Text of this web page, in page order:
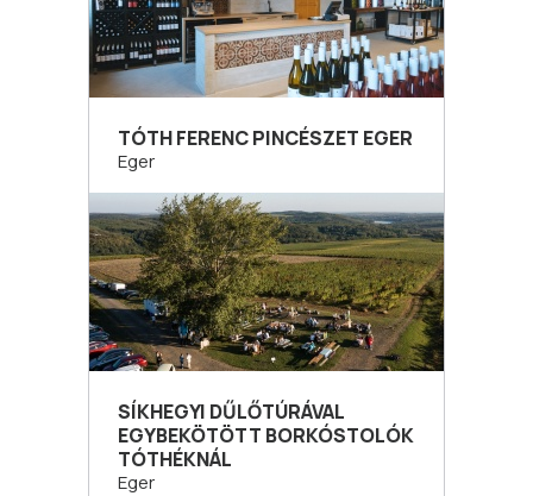
TÓTH FERENC PINCÉSZET EGER
Eger
SÍKHEGYI DŰLŐTÚRÁVAL
EGYBEKÖTÖTT BORKÓSTOLÓK
TÓTHÉKNÁL
Eger